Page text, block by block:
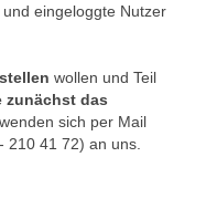
eingeloggte Nutzer
wollen und Teil
zunächst das
sich per Mail
210 41 72) an uns.